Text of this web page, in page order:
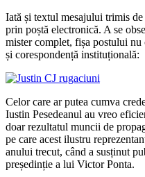
Iată și textul mesajului trimis
prin poștă electronică. A se
mister complet, fișa postului
și corespondență instituțională:
Celor care ar putea cumva
Iustin Pesedeanul au vreo
doar rezultatul muncii de
pe care acest ilustru
anului trecut, când a susținut
președinție a lui Victor Ponta.